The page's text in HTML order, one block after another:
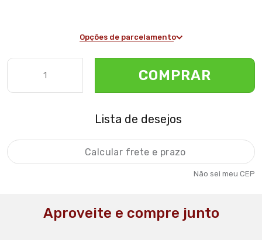
Opções de parcelamento
COMPRAR
Lista de desejos
Não sei meu CEP
Aproveite e compre junto